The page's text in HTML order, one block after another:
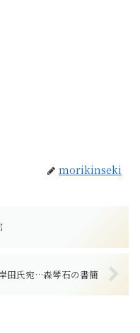
morikinseki
田氏宛…森琴石の書簡